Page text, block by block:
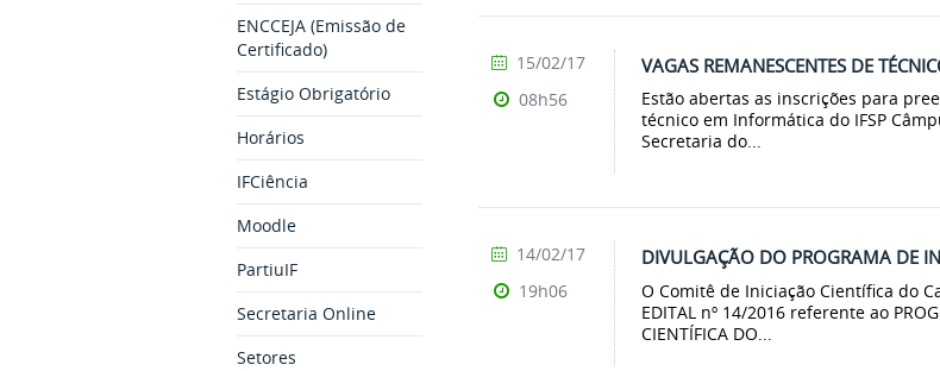
ENCCEJA (Emissão de
Certificado)
Estágio Obrigatório
Horários
IFCiência
Moodle
PartiuIF
Secretaria Online
Setores
VAGAS REMANESCENTES DE
Estão abertas as inscrições para
técnico em Informática do IFSP
Secretaria do...
15/02/17
08h56
DIVULGAÇÃO DO PROGRAMA DE
O Comitê de Iniciação Científica do
EDITAL nº 14/2016 referente ao
CIENTÍFICA DO...
14/02/17
19h06